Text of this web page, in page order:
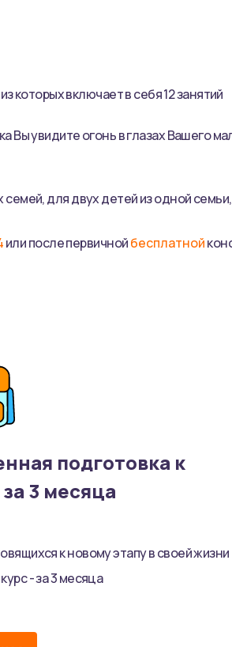
которых включает в себя 12 занятий
Вы увидите огонь в глазах Вашего
для двух детей из одной
или после первичнойбесплатной
подготовка к
3 месяца
к новому этапу в своей жизни
- за 3 месяца